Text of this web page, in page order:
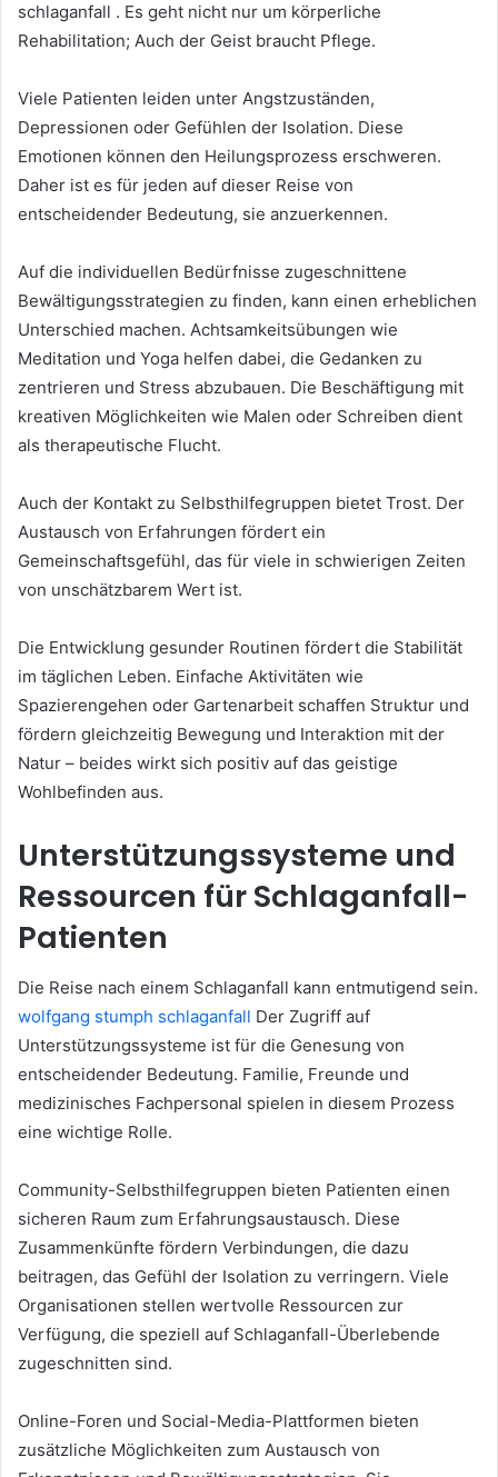
schlaganfall . Es geht nicht nur um körperliche
Rehabilitation; Auch der Geist braucht Pflege.
Viele Patienten leiden unter Angstzuständen,
Depressionen oder Gefühlen der Isolation. Diese
Emotionen können den Heilungsprozess erschweren.
Daher ist es für jeden auf dieser Reise von
entscheidender Bedeutung, sie anzuerkennen.
Auf die individuellen Bedürfnisse zugeschnittene
Bewältigungsstrategien zu finden, kann einen erheblichen
Unterschied machen. Achtsamkeitsübungen wie
Meditation und Yoga helfen dabei, die Gedanken zu
zentrieren und Stress abzubauen. Die Beschäftigung mit
kreativen Möglichkeiten wie Malen oder Schreiben dient
als therapeutische Flucht.
Auch der Kontakt zu Selbsthilfegruppen bietet Trost. Der
Austausch von Erfahrungen fördert ein
Gemeinschaftsgefühl, das für viele in schwierigen Zeiten
von unschätzbarem Wert ist.
Die Entwicklung gesunder Routinen fördert die Stabilität
im täglichen Leben. Einfache Aktivitäten wie
Spazierengehen oder Gartenarbeit schaffen Struktur und
fördern gleichzeitig Bewegung und Interaktion mit der
Natur – beides wirkt sich positiv auf das geistige
Wohlbefinden aus.
Unterstützungssysteme und
Ressourcen für Schlaganfall-
Patienten
Die Reise nach einem Schlaganfall kann entmutigend sein.
wolfgang stumph schlaganfall Der Zugriff auf
Unterstützungssysteme ist für die Genesung von
entscheidender Bedeutung. Familie, Freunde und
medizinisches Fachpersonal spielen in diesem Prozess
eine wichtige Rolle.
Community-Selbsthilfegruppen bieten Patienten einen
sicheren Raum zum Erfahrungsaustausch. Diese
Zusammenkünfte fördern Verbindungen, die dazu
beitragen, das Gefühl der Isolation zu verringern. Viele
Organisationen stellen wertvolle Ressourcen zur
Verfügung, die speziell auf Schlaganfall-Überlebende
zugeschnitten sind.
Online-Foren und Social-Media-Plattformen bieten
zusätzliche Möglichkeiten zum Austausch von